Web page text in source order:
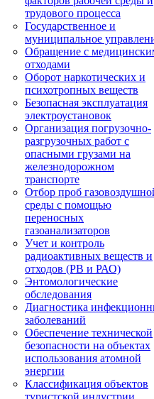
трудового процесса
Государственное и
муниципальное
Обращение с
отходами
Оборот наркотических и
психотропных веществ
Безопасная эксплуатация
электроустановок
Организация погрузочно-
разгрузочных работ с
опасными грузами на
железнодорожном
транспорте
Отбор проб
среды с помощью
переносных
газоанализаторов
Учет и контроль
радиоактивных веществ и
отходов (РВ и РАО)
Энтомологические
обследования
Диагностика
заболеваний
Обеспечение технической
безопасности на объектах
использования атомной
энергии
Классификация объектов
туристской индустрии